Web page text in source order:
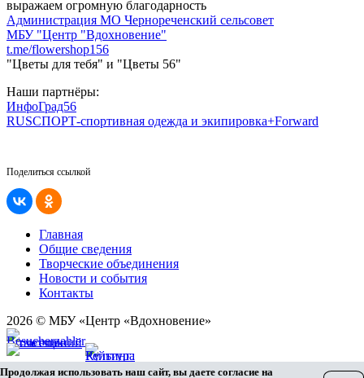
выражаем огромную благодарность
Администрация МО Чернореченский сельсовет
МБУ "Центр "Вдохновение"
t.me/flowershop156
"Цветы для тебя" и "Цветы 56"
Наши партнёры:
ИнфоГрад56
RUSСПОРТ-спортивная одежда и экипировка+Forward
Поделиться ссылкой
Главная
Общие сведения
Творческие объединения
Новости и события
Контакты
2026 © МБУ «Центр «Вдохновение»
Карта сайта
Продолжая использовать наш сайт, вы даете согласие на